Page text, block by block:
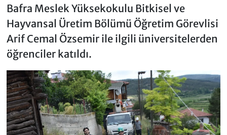
Bafra Meslek Yüksekokulu Bitkisel ve
Hayvansal Üretim Bölümü Öğretim Görevlisi
Arif Cemal Özsemir ile ilgili üniversitelerden
öğrenciler katıldı.